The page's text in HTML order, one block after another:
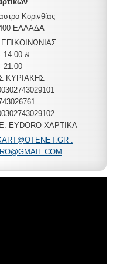
Κορινθίας
ΕΛΛΑΔΑ
14.00 &
21.00
ΚΥΡΙΑΚΗΣ
EYDORO-XAPTIKA
.